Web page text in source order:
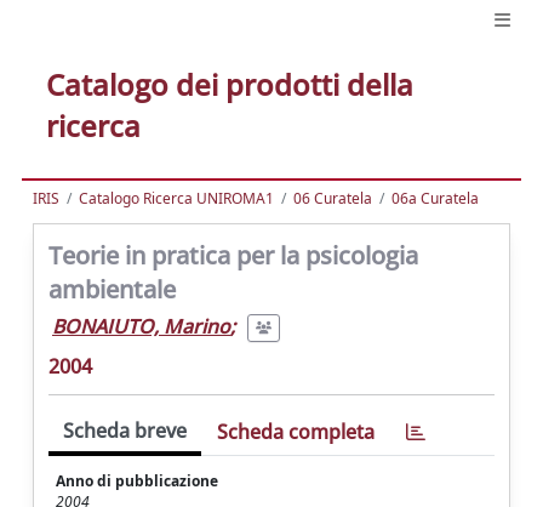
Catalogo dei prodotti della
ricerca
IRIS Catalogo Ricerca UNIROMA1 06 Curatela 06a Curatela
Teorie in pratica per la psicologia
ambientale
BONAIUTO, Marino;
2004
Scheda breve Scheda completa
Anno di pubblicazione
2004